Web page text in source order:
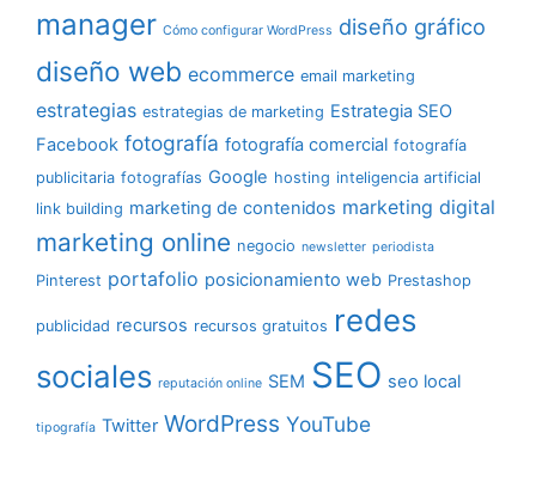
manager Cómo configurar WordPress diseño gráfico
diseño web ecommerce email marketing
estrategias estrategias de marketing Estrategia SEO
Facebook fotografía fotografía comercial fotografía
publicitaria fotografías Google hosting inteligencia artificial
link building marketing de contenidos marketing digital
marketing online negocio newsletter periodista
Pinterest portafolio posicionamiento web Prestashop
publicidad recursos recursos gratuitos redes
sociales reputación online SEM SEO seo local
tipografía Twitter WordPress YouTube